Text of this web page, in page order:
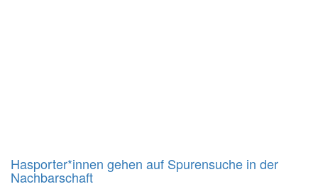
Hasporter*innen gehen auf Spurensuche in der
Nachbarschaft